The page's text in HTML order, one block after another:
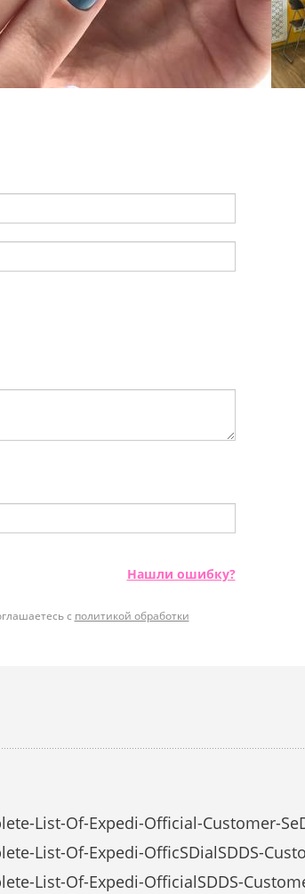
Нашли ошибку?
с политикой обработки
List-Of-Expedi-Official-Customer-
List-Of-Expedi-OfficSDialSDDS-
List-Of-Expedi-OfficialSDDS-